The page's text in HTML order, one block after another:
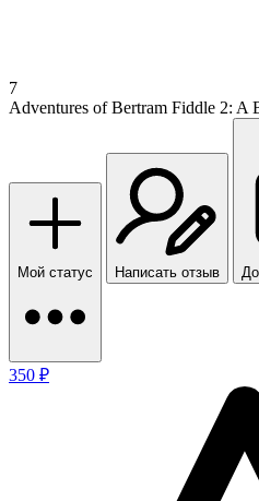
7
Adventures of Bertram Fiddle 2: A
Мой статус Написать отзыв
350 ₽